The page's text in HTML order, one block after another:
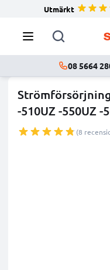
Utmärkt
08 5664
-510UZ -550UZ -
(8